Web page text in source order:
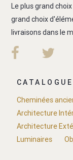
Le plus grand
grand choix
livraisons dans le
CATALOGUE
Cheminées
Architecture
Architecture
Luminaires